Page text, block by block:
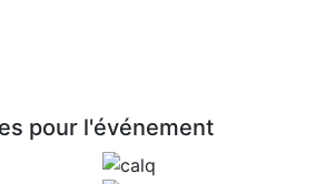
pour l'événement